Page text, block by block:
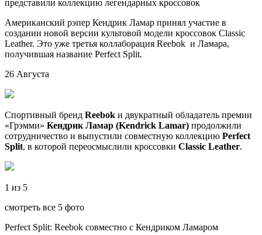
представили коллекцию легендарных кроссовок
Американский рэпер Кендрик Ламар принял участие в
создании новой версии культовой модели кроссовок Classic
Leather. Это уже третья коллаборация Reebok и Ламара,
получившая название Perfect Split.
26 Августа
Спортивный бренд Reebok и двукратный обладатель премии
«Грэмми» Кендрик Ламар (Kendrick Lamar) продолжили
сотрудничество и выпустили совместную коллекцию Perfect
Split, в которой переосмыслили кроссовки Classic Leather.
1 из 5
смотреть все 5 фото
Perfect Split: Reebok совместно с Кендриком Ламаром